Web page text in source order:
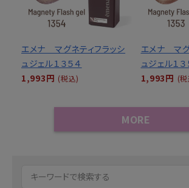
エメナ マグネティフラッシ
ュジェル１３５４
1,993円 (税込)
エメナ マグ
ュジェル１３
1,993円 (
MORE